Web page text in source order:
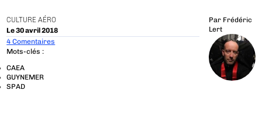
CULTURE AÉRO
Le 30 avril 2018
Par Frédéric
Lert
4 Comentaires
Mots-clés :
CAEA
GUYNEMER
SPAD